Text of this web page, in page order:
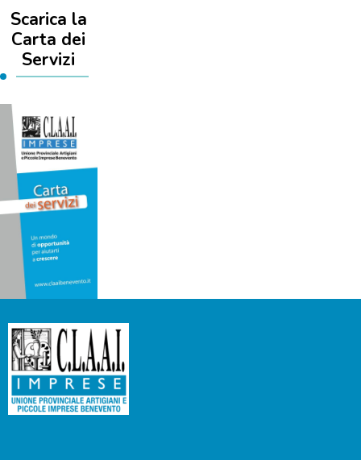
Scarica la
Carta dei
Servizi